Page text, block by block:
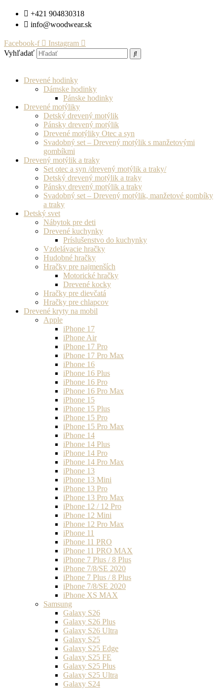
Preskočiť+421 904830318
info@woodwear.sk
Facebook-f
Instagram
Vyhľadať
Drevené hodinky
Dámske hodinky
Pánske hodinky
Drevené motýliky
Detský drevený motýlik
Pánsky drevený motýlik
Drevené motýliky Otec a syn
Svadobný set – Drevený motýlik s manžetovými
gombíkmi
Drevený motýlik a traky
Set otec a syn /drevený motýlik a traky/
Detský drevený motýlik a traky
Pánsky drevený motýlik a traky
Svadobný set – Drevený motýlik, manžetové gombíky
a traky
Detský svet
Nábytok pre deti
Drevené kuchynky
Príslušenstvo do kuchynky
Vzdelávacie hračky
Hudobné hračky
Hračky pre najmenších
Motorické hračky
Drevené kocky
Hračky pre dievčatá
Hračky pre chlapcov
Drevené kryty na mobil
Apple
iPhone 17
iPhone Air
iPhone 17 Pro
iPhone 17 Pro Max
iPhone 16
iPhone 16 Plus
iPhone 16 Pro
iPhone 16 Pro Max
iPhone 15
iPhone 15 Plus
iPhone 15 Pro
iPhone 15 Pro Max
iPhone 14
iPhone 14 Plus
iPhone 14 Pro
iPhone 14 Pro Max
iPhone 13
iPhone 13 Mini
iPhone 13 Pro
iPhone 13 Pro Max
iPhone 12 / 12 Pro
iPhone 12 Mini
iPhone 12 Pro Max
iPhone 11
iPhone 11 PRO
iPhone 11 PRO MAX
iPhone 7 Plus / 8 Plus
iPhone 7/8/SE 2020
iPhone 7 Plus / 8 Plus
iPhone 7/8/SE 2020
iPhone XS MAX
Samsung
Galaxy S26
Galaxy S26 Plus
Galaxy S26 Ultra
Galaxy S25
Galaxy S25 Edge
Galaxy S25 FE
Galaxy S25 Plus
Galaxy S25 Ultra
Galaxy S24